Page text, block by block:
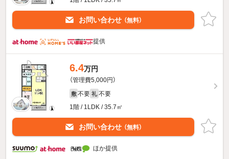
お問い合わせ （無料）
提供
6.4万円
（管理費5,000円）
敷 不要 礼 不要
1階 / 1LDK / 35.7㎡
お問い合わせ （無料）
ほか提供